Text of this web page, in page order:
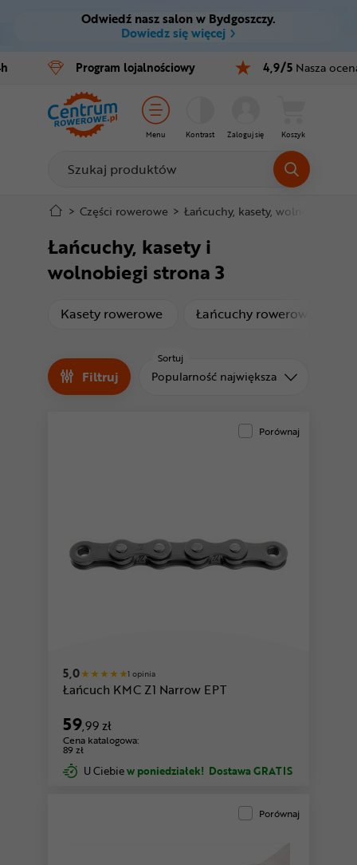
Ctrl M
Menu główne
Filtry
Produkty
Stopka
Mapa strony
Odwiedź nasz salon w Bydgoszczy.
Dowiedz się więcej
Program lojalnościowy 4,9/5 Nasza
Menu Kontrast Zaloguj się Koszyk
Rowery
E-bike
Części
Akcesoria
Odzież
Kaski
Buty
Warsztat
Odżywki
Nowości
> Części rowerowe > Łańcuchy, kasety, wolnobiegi
Łańcuchy, kasety i
wolnobiegi strona 3
Kasety rowerowe produktyŁańcuchy rowerowe
Filtruj
Sortuj
Sortuj od
Popularność największa
Porównaj
5,0 1 opinia
Łańcuch KMC Z1 Narrow EPT
59,99 zł
Cena katalogowa:
89 zł
U Ciebiew poniedziałek! Dostawa GRATIS
Porównaj